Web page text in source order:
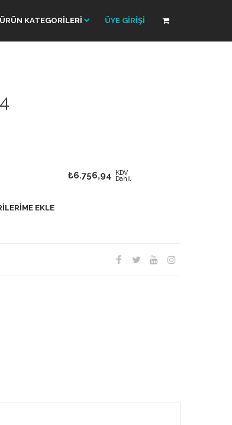
ÜRÜN KATEGORİLERİ ÜYE GİRİŞİ
₺6.756,94 KDV
Dahil
EKLE